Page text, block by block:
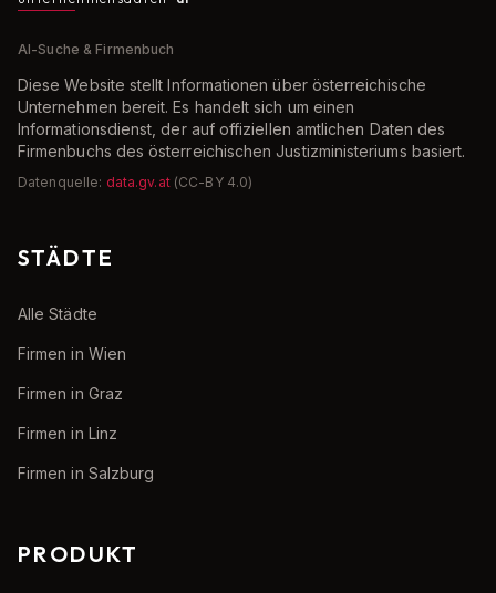
AI-Suche & Firmenbuch
Diese Website stellt Informationen über österreichische
Unternehmen bereit. Es handelt sich um einen
Informationsdienst, der auf offiziellen amtlichen Daten des
Firmenbuchs des österreichischen Justizministeriums basiert.
Datenquelle: data.gv.at (CC-BY 4.0)
STÄDTE
Alle Städte
Firmen in Wien
Firmen in Graz
Firmen in Linz
Firmen in Salzburg
PRODUKT